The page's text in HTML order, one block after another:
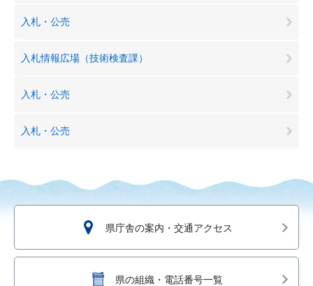
入札・公売
入札情報広場（技術検査課）
入札・公売
入札・公売
県庁舎の案内・交通アクセス
県の組織・電話番号一覧